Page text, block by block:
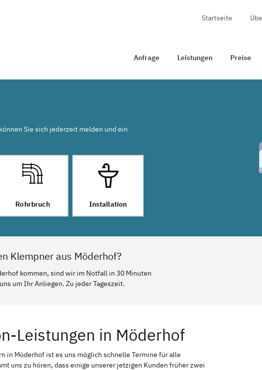
Startseite
Anfrage Leistungen Preise
Sie sich jederzeit melden und ein
Rohrbruch Installation
Klempner aus Möderhof?
kommen, sind wir im Notfall in 30 Minuten
um Ihr Anliegen. Zu jeder Tageszeit.
Leistungen in Möderhof
in Möderhof ist es uns möglich schnelle Termine für alle
uns zu hören, dass einige unserer jetzigen Kunden früher zwei